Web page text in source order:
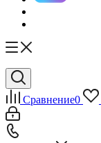
Сравнение0